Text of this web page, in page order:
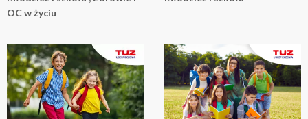
OC w życiu
bowiem również
nieszczęśliwe wypadki, które
miały miejsce poza terenem
placówki oświatowej. Jaki
może być zakres